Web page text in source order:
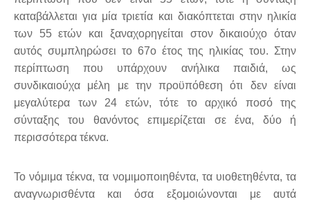
καταβάλλεται για μία τριετία και διακόπτεται στην ηλικία
των 55 ετών και ξαναχορηγείται στον δικαιούχο όταν
αυτός συμπληρώσει το 67ο έτος της ηλικίας του. Στην
περίπτωση που υπάρχουν ανήλικα παιδιά, ως
συνδικαιούχα μέλη με την προϋπόθεση ότι δεν είναι
μεγαλύτερα των 24 ετών, τότε το αρχικό ποσό της
σύνταξης του θανόντος επιμερίζεται σε ένα, δύο ή
περισσότερα τέκνα.
Το νόμιμα τέκνα, τα νομιμοποιηθέντα, τα υιοθετηθέντα, τα
αναγνωρισθέντα και όσα εξομοιώνονται με αυτά